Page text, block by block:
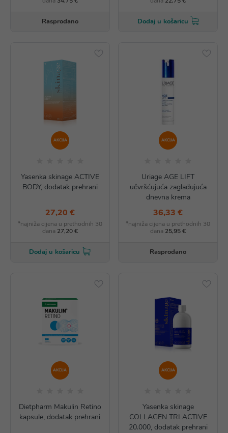
Rasprodano Dodaj u košaricu
AKCIJA
Yasenka skinage ACTIVE
BODY, dodatak prehrani
27,20 €
*najniža cijena u prethodnih 30
dana 27,20 €
Dodaj u košaricu
AKCIJA
Uriage AGE LIFT
učvršćujuća zaglađujuća
dnevna krema
36,33 €
*najniža cijena u prethodnih 30
dana 25,95 €
Rasprodano
AKCIJA
Dietpharm Makulin Retino
kapsule, dodatak prehrani
AKCIJA
Yasenka skinage
COLLAGEN TRI ACTIVE
20.000, dodatak prehrani